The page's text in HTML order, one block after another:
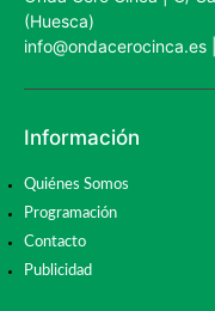
(Huesca)
info@ondacerocinca.es
Información
Quiénes Somos
Programación
Contacto
Publicidad